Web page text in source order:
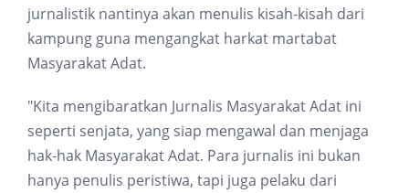
jurnalistik nantinya akan menulis kisah-kisah dari
kampung guna mengangkat harkat martabat
Masyarakat Adat.
"Kita mengibaratkan Jurnalis Masyarakat Adat ini
seperti senjata, yang siap mengawal dan menjaga
hak-hak Masyarakat Adat. Para jurnalis ini bukan
hanya penulis peristiwa, tapi juga pelaku dari